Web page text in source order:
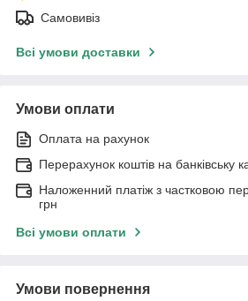
Самовивіз
Всі умови доставки
Умови оплати
Оплата на рахунок
Перерахунок коштів на банківську
Наложенний платіж з частковою
грн
Всі умови оплати
Умови повернення